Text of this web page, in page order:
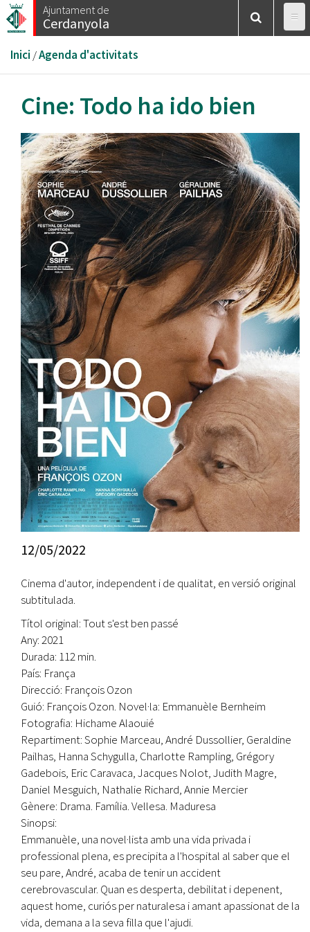
Vés
al
Ajuntament de
Cerdanyola
Esteu
aquí
Inici /Agenda d'activitats
Cine: Todo ha ido bien
12/05/2022
Cinema d'autor, independent i de qualitat, en versió original
subtitulada.
Títol original: Tout s'est ben passé
Any: 2021
Durada: 112 min.
País: França
Direcció: François Ozon
Guió: François Ozon. Novel·la: Emmanuèle Bernheim
Fotografia: Hichame Alaouié
Repartiment: Sophie Marceau, André Dussollier, Geraldine
Pailhas, Hanna Schygulla, Charlotte Rampling, Grégory
Gadebois, Eric Caravaca, Jacques Nolot, Judith Magre,
Daniel Mesguich, Nathalie Richard, Annie Mercier
Gènere: Drama. Família. Vellesa. Maduresa
Sinopsi:
Emmanuèle, una novel·lista amb una vida privada i
professional plena, es precipita a l'hospital al saber que el
seu pare, André, acaba de tenir un accident
cerebrovascular. Quan es desperta, debilitat i depenent,
aquest home, curiós per naturalesa i amant apassionat de la
vida, demana a la seva filla que l'ajudi.